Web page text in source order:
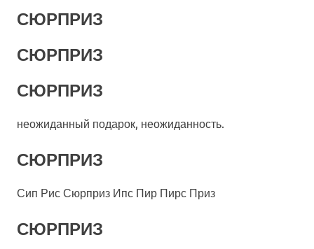
СЮРПРИЗ
СЮРПРИЗ
СЮРПРИЗ
неожиданный подарок, неожиданность.
СЮРПРИЗ
Сип Рис Сюрприз Ипс Пир Пирс Приз
СЮРПРИЗ